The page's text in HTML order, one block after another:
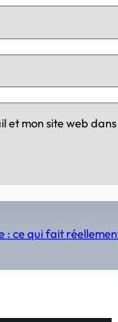
et mon site web
: ce qui fait